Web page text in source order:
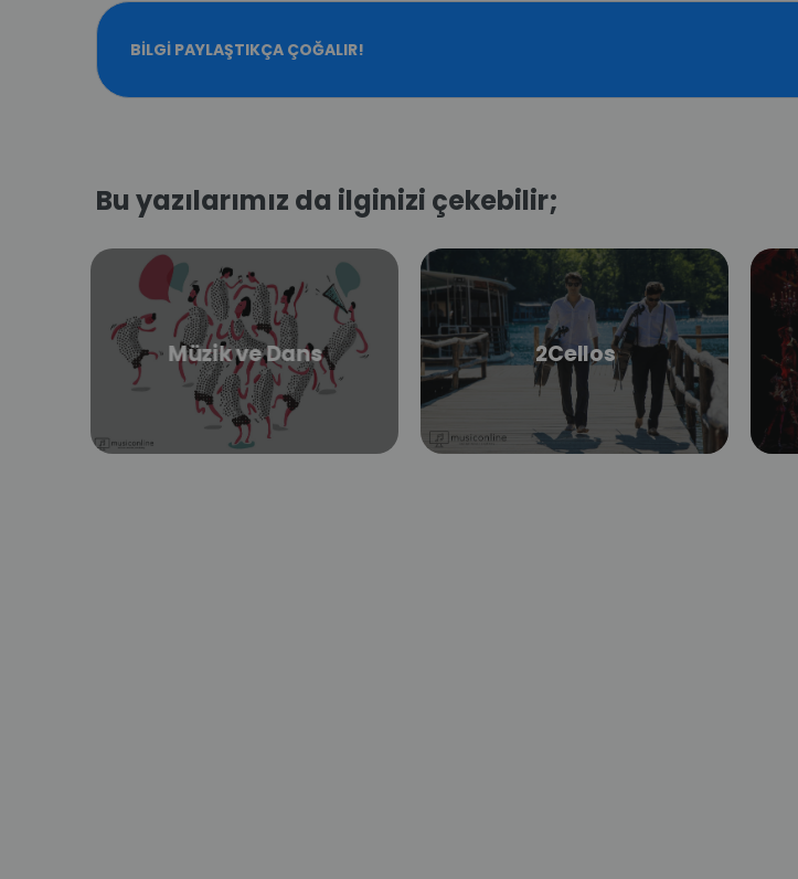
BILGI PAYLAŞTIKÇA ÇOĞALIR!
Bu yazılarımız da ilginizi çekebilir;
Müzik ve Dans 2Cellos